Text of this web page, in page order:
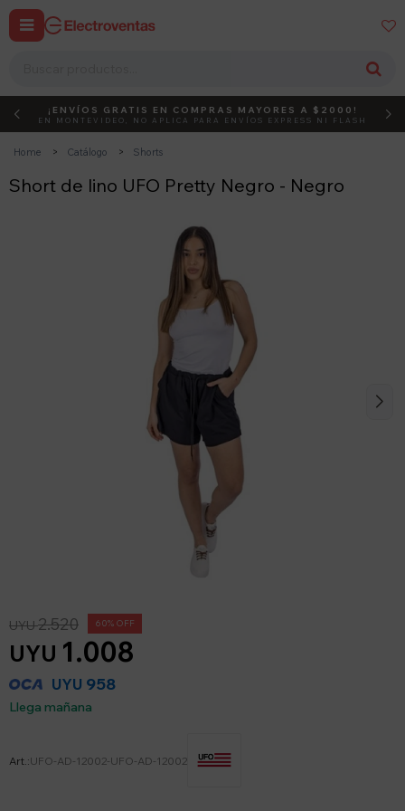
 
DEBUT ACTIVÁ EL CÓDIGO
¡ENVÍOS GRATIS EN COMPRAS MAYORES A $2000!
EN MONTEVIDEO, NO APLICA PARA ENVÍOS EXPRESS NI FLASH
Home Catálogo Shorts
Short de lino UFO Pretty Negro - Negro
UYU 1.008
UYU2.520 60
UYU 958
Llega mañana
UFO-AD-12002-UFO-AD-12002